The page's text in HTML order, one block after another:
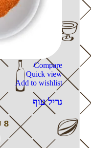
Compare
Quick view
Add to wishlist
גריל עוף